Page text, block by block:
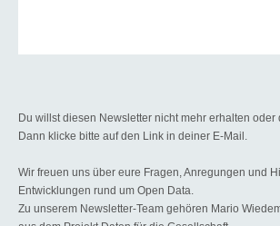
Du willst diesen Newsletter nicht mehr erhalten
Dann klicke bitte auf den Link in deiner E-Mail.
Wir freuen uns über eure Fragen, Anregungen und
Entwicklungen rund um Open Data.
Zu unserem Newsletter-Team gehören Mario